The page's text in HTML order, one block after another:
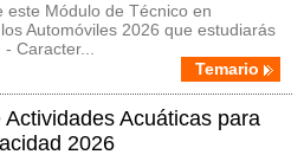
este Módulo de Técnico en
Automóviles 2026 que estudiarás
Caracter...
Temario
Acuáticas para
2026